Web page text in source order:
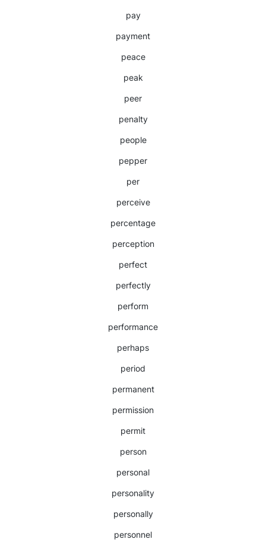
pay
payment
peace
peak
peer
penalty
people
pepper
per
perceive
percentage
perception
perfect
perfectly
perform
performance
perhaps
period
permanent
permission
permit
person
personal
personality
personally
personnel